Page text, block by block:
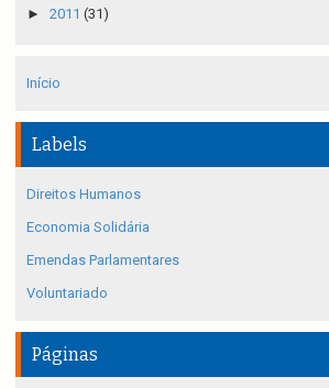
► 2011 (31)
Início
Labels
Direitos Humanos
Economia Solidária
Emendas Parlamentares
Voluntariado
Páginas